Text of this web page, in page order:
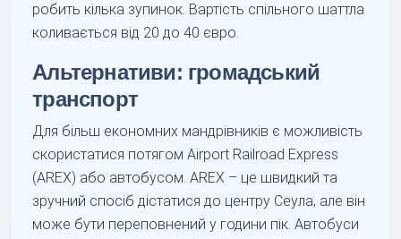
робить кілька зупинок. Вартість спільного шаттла
коливається від 20 до 40 євро.
Альтернативи: громадський
транспорт
Для більш економних мандрівників є можливість
скористатися потягом Airport Railroad Express
(AREX) або автобусом. AREX – це швидкий та
зручний спосіб дістатися до центру Сеула, але він
може бути переповнений у години пік. Автобуси